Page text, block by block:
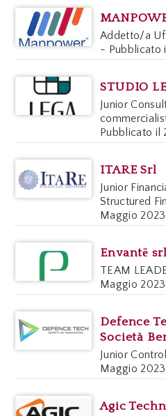
Addetto/a
- Pubblicato
STUDIO
Junior
Pubblicato il
ITARE Srl
Junior
Structured
Maggio 2023
Envantē srl
TEAM
Maggio 2023
Defence
Società
Junior
Maggio 2023
Agic